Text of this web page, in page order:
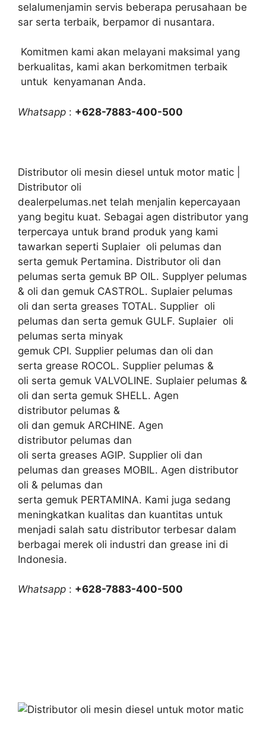
selalumenjamin servis beberapa perusahaan be
sar serta terbaik, berpamor di nusantara.
Komitmen kami akan melayani maksimal yang
berkualitas, kami akan berkomitmen terbaik
untuk kenyamanan Anda.
Whatsapp : +628-7883-400-500
Distributor oli mesin diesel untuk motor matic |
Distributor oli
dealerpelumas.net telah menjalin kepercayaan
yang begitu kuat. Sebagai agen distributor yang
terpercaya untuk brand produk yang kami
tawarkan seperti Suplaier oli pelumas dan
serta gemuk Pertamina. Distributor oli dan
pelumas serta gemuk BP OIL. Supplyer pelumas
& oli dan gemuk CASTROL. Suplaier pelumas
oli dan serta greases TOTAL. Supplier oli
pelumas dan serta gemuk GULF. Suplaier oli
pelumas serta minyak
gemuk CPI. Supplier pelumas dan oli dan
serta grease ROCOL. Supplier pelumas &
oli serta gemuk VALVOLINE. Suplaier pelumas &
oli dan serta gemuk SHELL. Agen
distributor pelumas &
oli dan gemuk ARCHINE. Agen
distributor pelumas dan
oli serta greases AGIP. Supplier oli dan
pelumas dan greases MOBIL. Agen distributor
oli & pelumas dan
serta gemuk PERTAMINA. Kami juga sedang
meningkatkan kualitas dan kuantitas untuk
menjadi salah satu distributor terbesar dalam
berbagai merek oli industri dan grease ini di
Indonesia.
Whatsapp : +628-7883-400-500